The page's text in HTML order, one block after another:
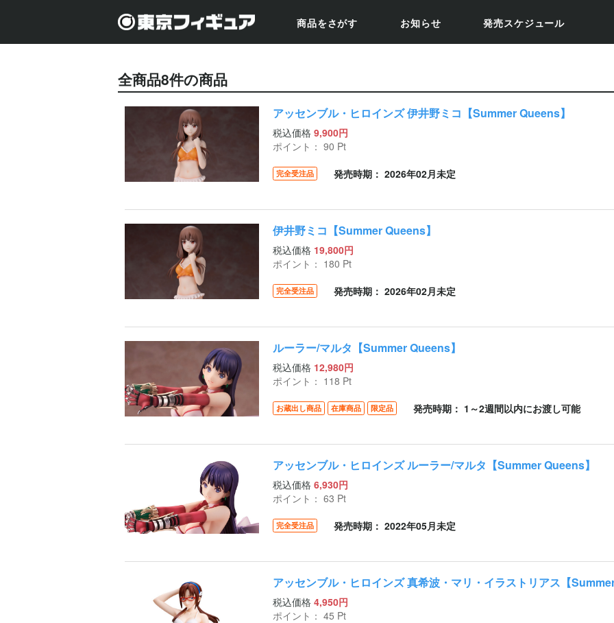
商品をさがす お知らせ 発売スケジュール
全商品8件の商品
アッセンブル・ヒロインズ 伊井野ミコ【Summer Queens】
税込価格 9,900円
ポイント： 90 Pt
完全受注品 発売時期： 2026年02月未定
伊井野ミコ【Summer Queens】
税込価格 19,800円
ポイント： 180 Pt
完全受注品 発売時期： 2026年02月未定
ルーラー/マルタ【Summer Queens】
税込価格 12,980円
ポイント： 118 Pt
お蔵出し商品 在庫商品 限定品 発売時期： 1～2週間以内にお渡し可能
アッセンブル・ヒロインズ ルーラー/マルタ【Summer Queens】
税込価格 6,930円
ポイント： 63 Pt
完全受注品 発売時期： 2022年05月未定
アッセンブル・ヒロインズ 真希波・マリ・イラストリアス【
税込価格 4,950円
ポイント： 45 Pt